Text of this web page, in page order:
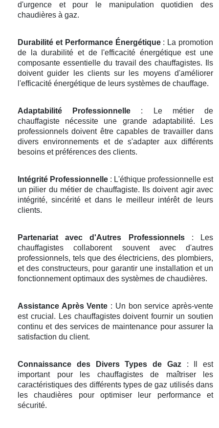
d'urgence et pour le manipulation quotidien des
chaudières à gaz.
Durabilité et Performance Énergétique: La promotion
de la durabilité et de l'efficacité énergétique est une
composante essentielle du travail des chauffagistes. Ils
doivent guider les clients sur les moyens d'améliorer
l'efficacité énergétique de leurs systèmes de chauffage.
Adaptabilité Professionnelle : Le métier de
chauffagiste nécessite une grande adaptabilité. Les
professionnels doivent être capables de travailler dans
divers environnements et de s'adapter aux différents
besoins et préférences des clients.
Intégrité Professionnelle : L'éthique professionnelle est
un pilier du métier de chauffagiste. Ils doivent agir avec
intégrité, sincérité et dans le meilleur intérêt de leurs
clients.
Partenariat avec d'Autres Professionnels: Les
chauffagistes collaborent souvent avec d'autres
professionnels, tels que des électriciens, des plombiers,
et des constructeurs, pour garantir une installation et un
fonctionnement optimaux des systèmes de chaudières.
Assistance Après Vente : Un bon service après-vente
est crucial. Les chauffagistes doivent fournir un soutien
continu et des services de maintenance pour assurer la
satisfaction du client.
Connaissance des Divers Types de Gaz: Il est
important pour les chauffagistes de maîtriser les
caractéristiques des différents types de gaz utilisés dans
les chaudières pour optimiser leur performance et
sécurité.